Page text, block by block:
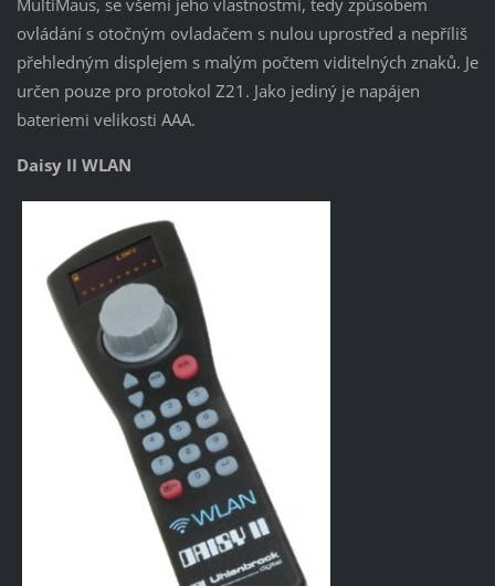
MultiMaus, se všemi jeho vlastnostmi, tedy způsobem
ovládání s otočným ovladačem s nulou uprostřed a nepříliš
přehledným displejem s malým počtem viditelných znaků. Je
určen pouze pro protokol Z21. Jako jediný je napájen
bateriemi velikosti AAA.
Daisy II WLAN